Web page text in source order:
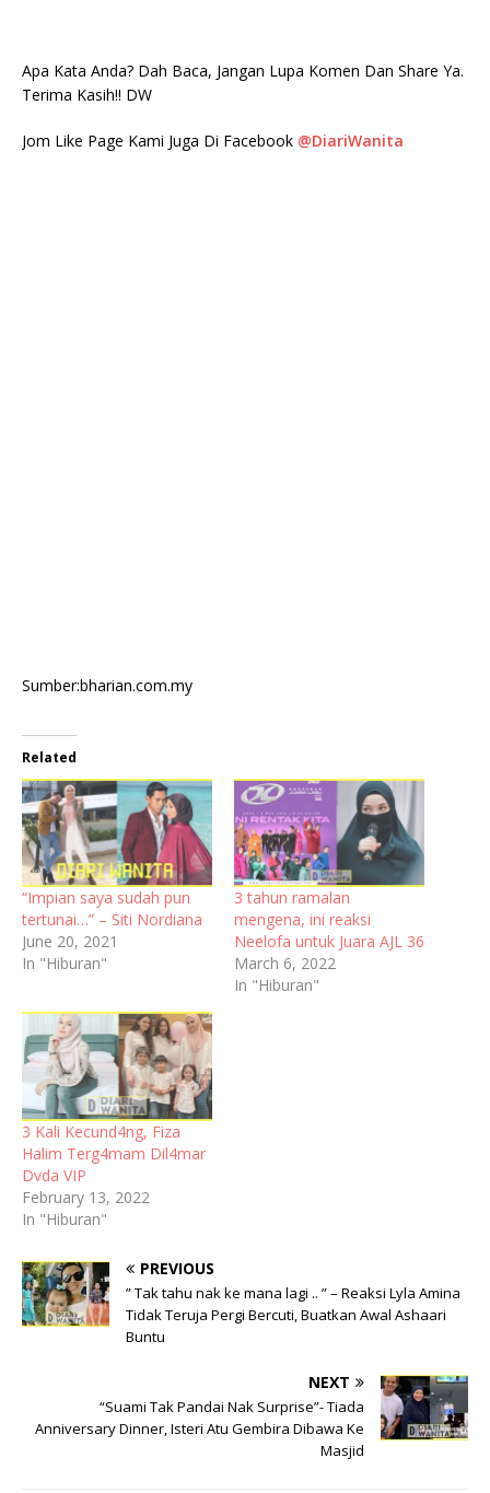
Apa Kata Anda? Dah Baca, Jangan Lupa Komen Dan Share Ya.
Terima Kasih!! DW
Jom Like Page Kami Juga Di Facebook @DiariWanita
Sumber:bharian.com.my
Related
“Impian saya sudah pun
tertunai…” – Siti Nordiana
June 20, 2021
In "Hiburan"
3 tahun ramalan
mengena, ini reaksi
Neelofa untuk Juara AJL 36
March 6, 2022
In "Hiburan"
3 Kali Kecund4ng, Fiza
Halim Terg4mam Dil4mar
Dvda VIP
February 13, 2022
In "Hiburan"
PREVIOUS
” Tak tahu nak ke mana lagi .. ” – Reaksi Lyla Amina
Tidak Teruja Pergi Bercuti, Buatkan Awal Ashaari
Buntu
NEXT
“Suami Tak Pandai Nak Surprise”- Tiada
Anniversary Dinner, Isteri Atu Gembira Dibawa Ke
Masjid